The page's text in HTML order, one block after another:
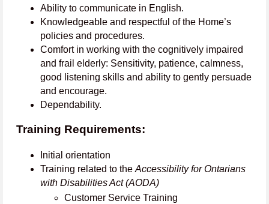
Ability to communicate in English.
Knowledgeable and respectful of the Home’s
policies and procedures.
Comfort in working with the cognitively impaired
and frail elderly: Sensitivity, patience, calmness,
good listening skills and ability to gently persuade
and encourage.
Dependability.
Training Requirements:
Initial orientation
Training related to the Accessibility for Ontarians
with Disabilities Act (AODA)
Customer Service Training